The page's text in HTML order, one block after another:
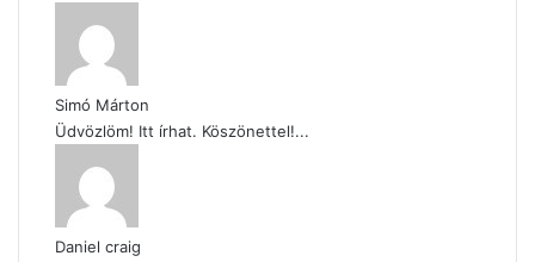
Simó Márton
Üdvözlöm! Itt írhat. Köszönettel!...
Daniel craig